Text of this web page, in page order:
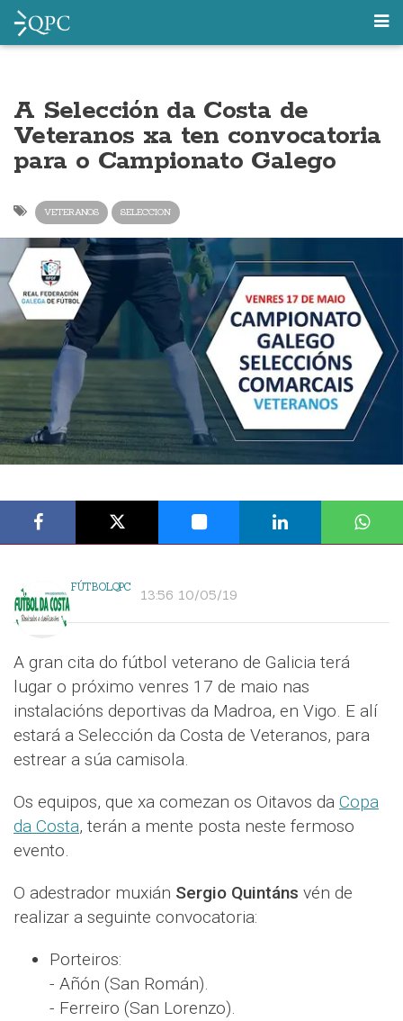
A Selección da Costa de
Veteranos xa ten convocatoria
para o Campionato Galego
VETERANOS SELECCION
FÚTBOLQPC 13:56 10/05/19
A gran cita do fútbol veterano de Galicia terá
lugar o próximo venres 17 de maio nas
instalacións deportivas da Madroa, en Vigo. E alí
estará a Selección da Costa de Veteranos, para
estrear a súa camisola.
Os equipos, que xa comezan os Oitavos da Copa
da Costa, terán a mente posta neste fermoso
evento.
O adestrador muxián Sergio Quintáns vén de
realizar a seguinte convocatoria:
Porteiros:
- Añón (San Román).
- Ferreiro (San Lorenzo).